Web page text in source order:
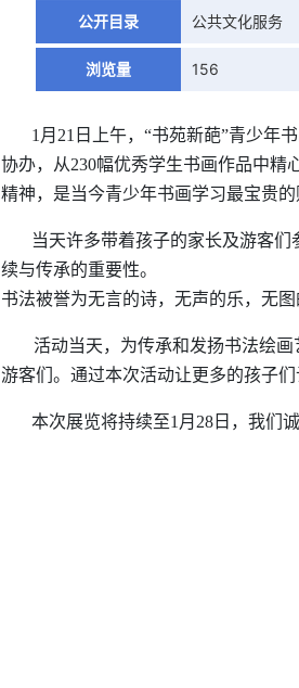
公开目录 公共文化服务
浏览量 156
1月21日上午，“书苑新葩”青少年
协办，从230幅优秀学生书画作品中
精神，是当今青少年书画学习最宝贵的
当天许多带着孩子的家长及游客
续与传承的重要性。
书法被誉为无言的诗，无声的乐，无
活动当天，为传承和发扬书法绘
游客们。通过本次活动让更多的孩子
本次展览将持续至1月28日，我们